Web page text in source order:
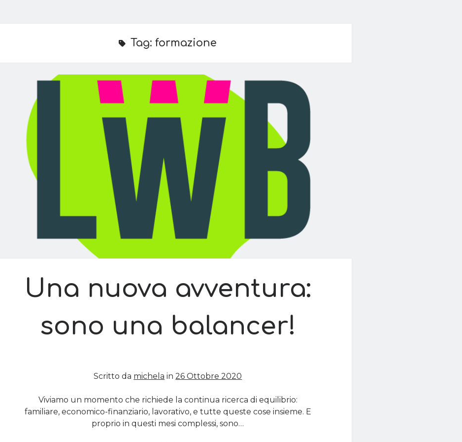
Tag:formazione
Una nuova avventura:
sono una balancer!
Scritto da michela in26 Ottobre 2020
Viviamo un momento che richiede la continua ricerca di equilibrio:
familiare, economico-finanziario, lavorativo, e tutte queste cose insieme. E
proprio in questi mesi complessi, sono…